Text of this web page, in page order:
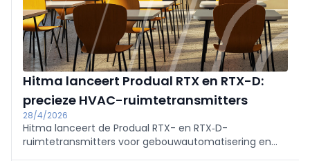
Hitma lanceert Produal RTX en RTX-D:
precieze HVAC-ruimtetransmitters
28/4/2026
Hitma lanceert de Produal RTX- en RTX‑D-
ruimtetransmitters voor gebouwautomatisering en